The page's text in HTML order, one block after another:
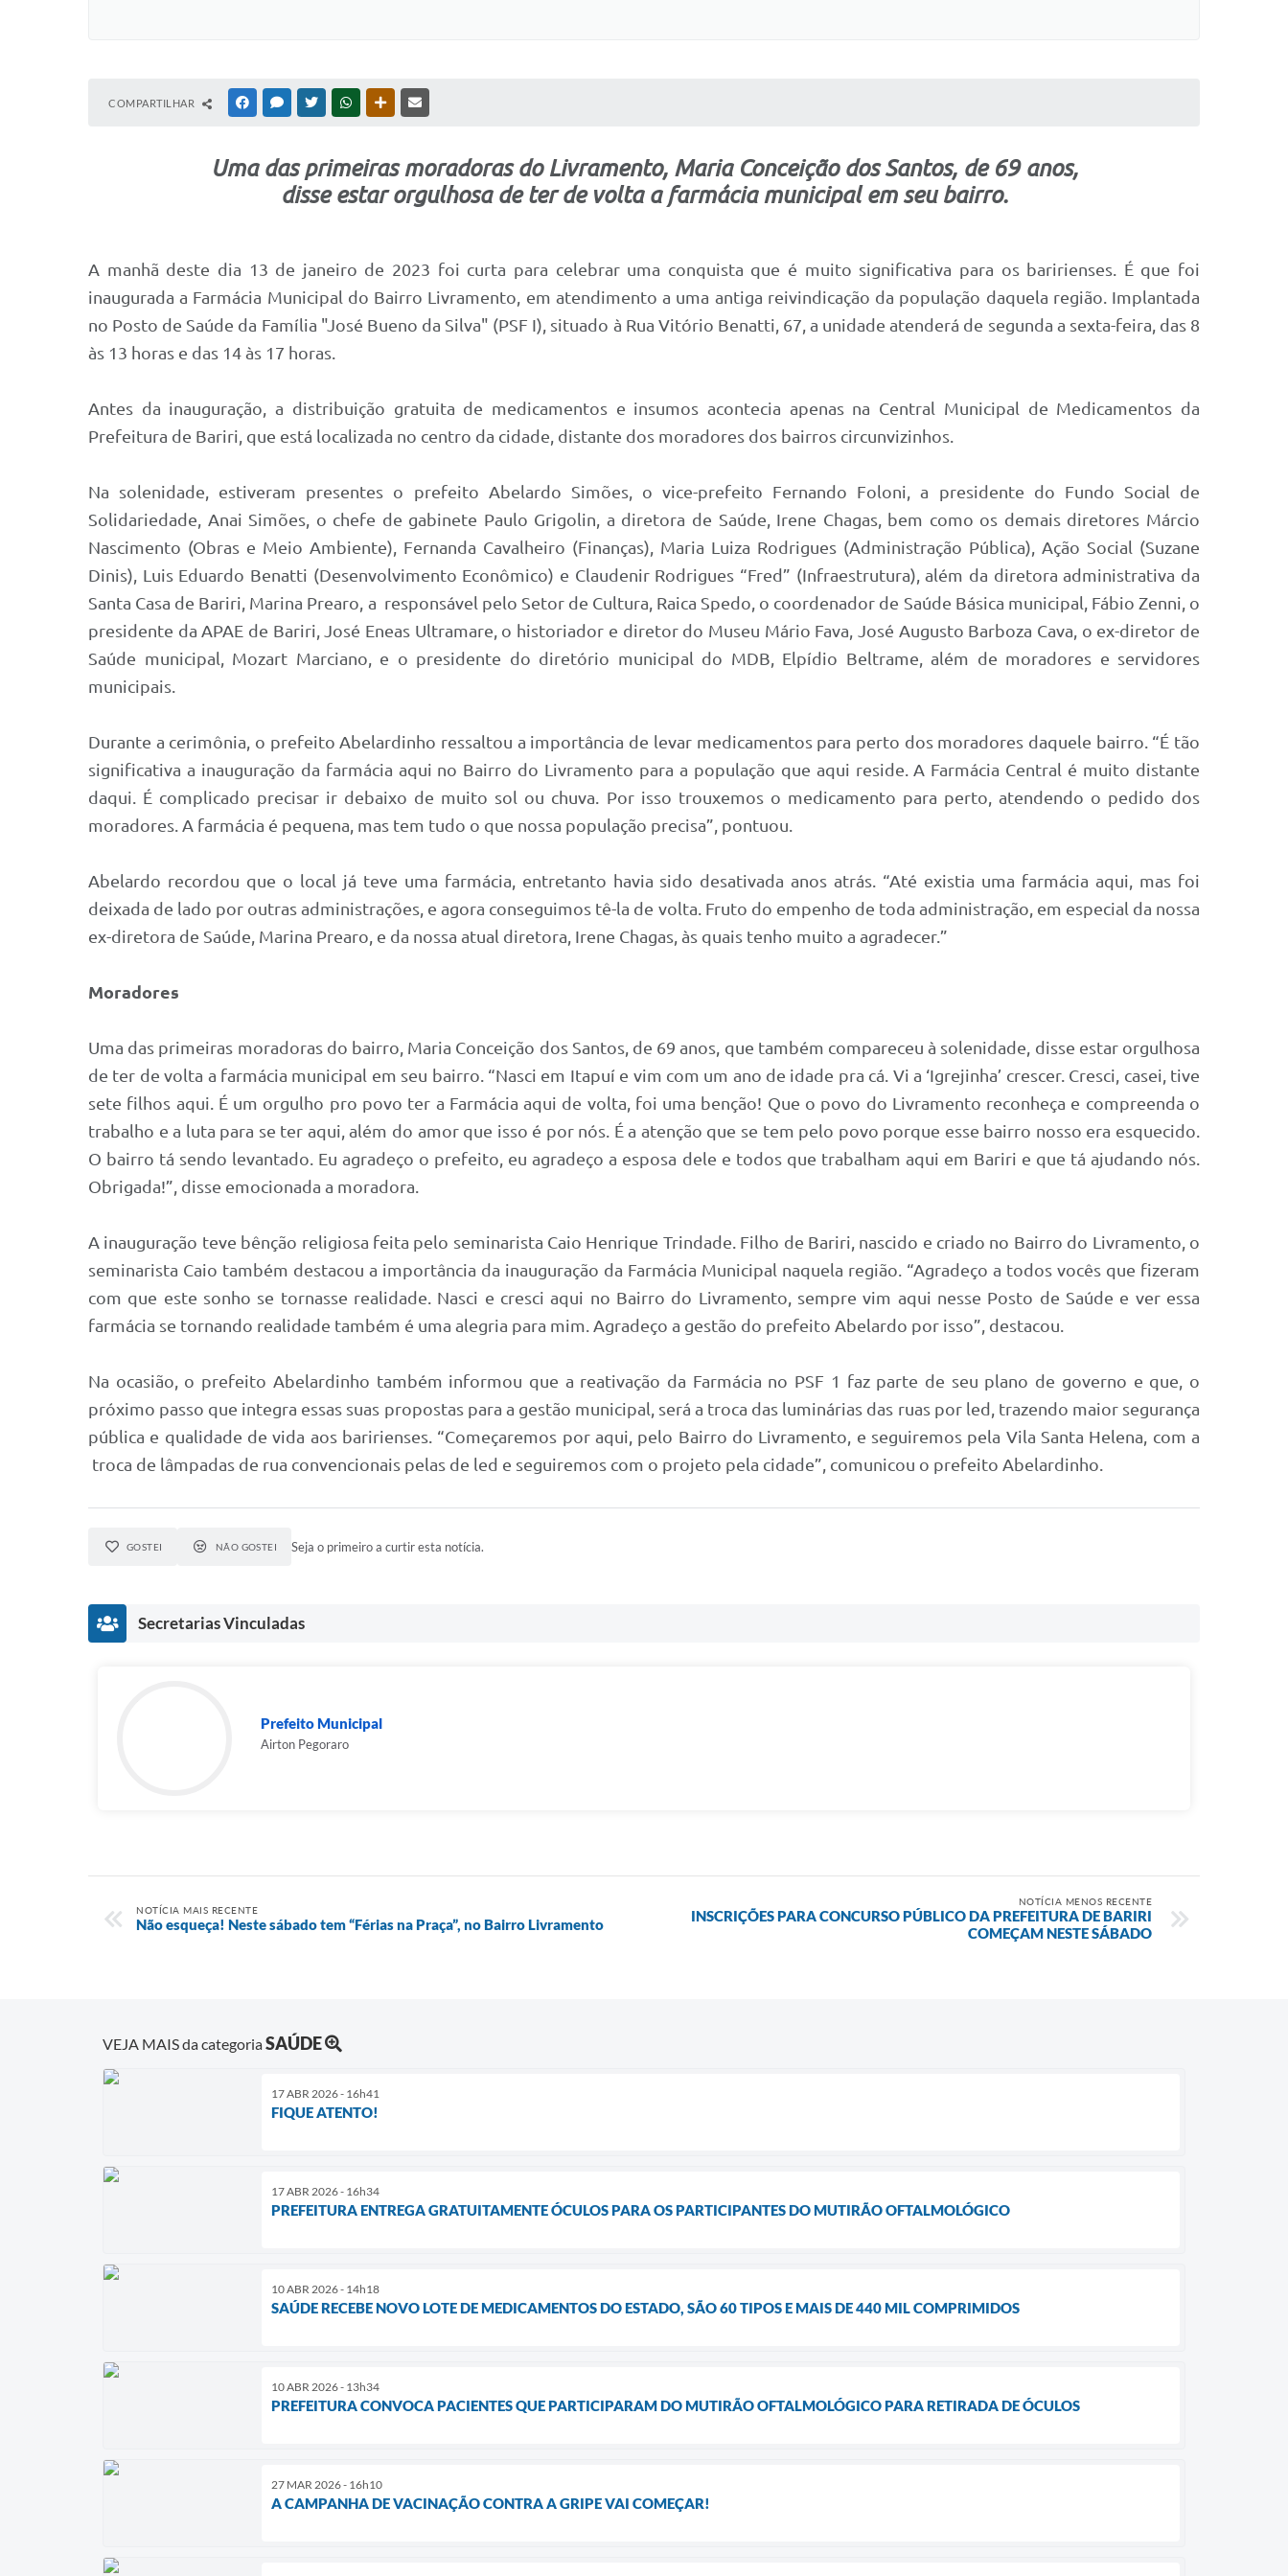
COMPARTILHAR FACEBOOKMESSENGER
TWITTERWHATSAPPOUTRAS MÍDIAS
Uma das primeiras moradoras do Livramento, Maria Conceição dos Santos, de 69 anos,
disse estar orgulhosa de ter de volta a farmácia municipal em seu bairro.
A manhã deste dia 13 de janeiro de 2023 foi curta para celebrar uma conquista que é muito significativa para os baririenses. É que foi
inaugurada a Farmácia Municipal do Bairro Livramento, em atendimento a uma antiga reivindicação da população daquela região. Implantada
no Posto de Saúde da Família "José Bueno da Silva" (PSF I), situado à Rua Vitório Benatti, 67, a unidade atenderá de segunda a sexta-feira, das 8
às 13 horas e das 14 às 17 horas.
Antes da inauguração, a distribuição gratuita de medicamentos e insumos acontecia apenas na Central Municipal de Medicamentos da
Prefeitura de Bariri, que está localizada no centro da cidade, distante dos moradores dos bairros circunvizinhos.
Na solenidade, estiveram presentes o prefeito Abelardo Simões, o vice-prefeito Fernando Foloni, a presidente do Fundo Social de
Solidariedade, Anai Simões, o chefe de gabinete Paulo Grigolin, a diretora de Saúde, Irene Chagas, bem como os demais diretores Márcio
Nascimento (Obras e Meio Ambiente), Fernanda Cavalheiro (Finanças), Maria Luiza Rodrigues (Administração Pública), Ação Social (Suzane
Dinis), Luis Eduardo Benatti (Desenvolvimento Econômico) e Claudenir Rodrigues “Fred” (Infraestrutura), além da diretora administrativa da
Santa Casa de Bariri, Marina Prearo, a responsável pelo Setor de Cultura, Raica Spedo, o coordenador de Saúde Básica municipal, Fábio Zenni, o
presidente da APAE de Bariri, José Eneas Ultramare, o historiador e diretor do Museu Mário Fava, José Augusto Barboza Cava, o ex-diretor de
Saúde municipal, Mozart Marciano, e o presidente do diretório municipal do MDB, Elpídio Beltrame, além de moradores e servidores
municipais.
Durante a cerimônia, o prefeito Abelardinho ressaltou a importância de levar medicamentos para perto dos moradores daquele bairro. “É tão
significativa a inauguração da farmácia aqui no Bairro do Livramento para a população que aqui reside. A Farmácia Central é muito distante
daqui. É complicado precisar ir debaixo de muito sol ou chuva. Por isso trouxemos o medicamento para perto, atendendo o pedido dos
moradores. A farmácia é pequena, mas tem tudo o que nossa população precisa”, pontuou.
Abelardo recordou que o local já teve uma farmácia, entretanto havia sido desativada anos atrás. “Até existia uma farmácia aqui, mas foi
deixada de lado por outras administrações, e agora conseguimos tê-la de volta. Fruto do empenho de toda administração, em especial da nossa
ex-diretora de Saúde, Marina Prearo, e da nossa atual diretora, Irene Chagas, às quais tenho muito a agradecer.”
Moradores
Uma das primeiras moradoras do bairro, Maria Conceição dos Santos, de 69 anos, que também compareceu à solenidade, disse estar orgulhosa
de ter de volta a farmácia municipal em seu bairro. “Nasci em Itapuí e vim com um ano de idade pra cá. Vi a ‘Igrejinha’ crescer. Cresci, casei, tive
sete filhos aqui. É um orgulho pro povo ter a Farmácia aqui de volta, foi uma benção! Que o povo do Livramento reconheça e compreenda o
trabalho e a luta para se ter aqui, além do amor que isso é por nós. É a atenção que se tem pelo povo porque esse bairro nosso era esquecido.
O bairro tá sendo levantado. Eu agradeço o prefeito, eu agradeço a esposa dele e todos que trabalham aqui em Bariri e que tá ajudando nós.
Obrigada!”, disse emocionada a moradora.
A inauguração teve bênção religiosa feita pelo seminarista Caio Henrique Trindade. Filho de Bariri, nascido e criado no Bairro do Livramento, o
seminarista Caio também destacou a importância da inauguração da Farmácia Municipal naquela região. “Agradeço a todos vocês que fizeram
com que este sonho se tornasse realidade. Nasci e cresci aqui no Bairro do Livramento, sempre vim aqui nesse Posto de Saúde e ver essa
farmácia se tornando realidade também é uma alegria para mim. Agradeço a gestão do prefeito Abelardo por isso”, destacou.
Na ocasião, o prefeito Abelardinho também informou que a reativação da Farmácia no PSF 1 faz parte de seu plano de governo e que, o
próximo passo que integra essas suas propostas para a gestão municipal, será a troca das luminárias das ruas por led, trazendo maior segurança
pública e qualidade de vida aos baririenses. “Começaremos por aqui, pelo Bairro do Livramento, e seguiremos pela Vila Santa Helena, com a
troca de lâmpadas de rua convencionais pelas de led e seguiremos com o projeto pela cidade”, comunicou o prefeito Abelardinho.
GOSTEI NÃO GOSTEI Seja o primeiro a curtir esta notícia.
Secretarias Vinculadas
Prefeito Municipal
Airton Pegoraro
NOTÍCIA MAIS RECENTE
Não esqueça! Neste sábado tem “Férias na Praça”, no Bairro Livramento
NOTÍCIA MENOS RECENTE
INSCRIÇÕES PARA CONCURSO PÚBLICO DA PREFEITURA DE BARIRI
COMEÇAM NESTE SÁBADO
VEJA MAIS da categoriaSAÚDE
17 ABR 2026 - 16h41
FIQUE ATENTO!
17 ABR 2026 - 16h34
PREFEITURA ENTREGA GRATUITAMENTE ÓCULOS PARA OS PARTICIPANTES DO MUTIRÃO OFTALMOLÓGICO
10 ABR 2026 - 14h18
SAÚDE RECEBE NOVO LOTE DE MEDICAMENTOS DO ESTADO, SÃO 60 TIPOS E MAIS DE 440 MIL COMPRIMIDOS
10 ABR 2026 - 13h34
PREFEITURA CONVOCA PACIENTES QUE PARTICIPARAM DO MUTIRÃO OFTALMOLÓGICO PARA RETIRADA DE ÓCULOS
27 MAR 2026 - 16h10
A CAMPANHA DE VACINAÇÃO CONTRA A GRIPE VAI COMEÇAR!